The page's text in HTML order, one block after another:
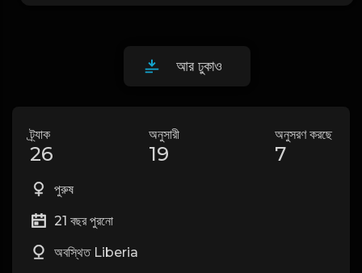
আর ঢুকাও
ট্র্যাক
26
অনুসারী
19
অনুসরণ করছে
7
পুরুষ
21 বছর পুরনো
অবস্থিত Liberia